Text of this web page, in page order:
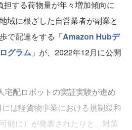
担する荷物量が年々増加傾向に
域に根ざした自営業者が副業と
で配達をする「Amazon Hubデ
グラム 」が、2022年12月に公開
配ロボットの実証実験が進め
は軽貨物事業における規制緩和
能に）が発表されたりと、対策